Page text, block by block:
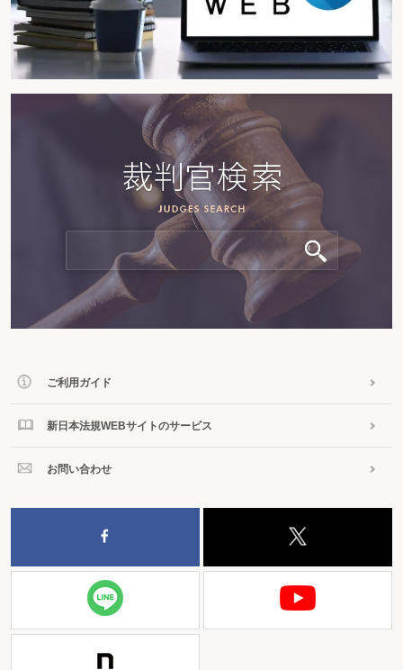
ご利用ガイド
新日本法規WEBサイトのサービス
お問い合わせ